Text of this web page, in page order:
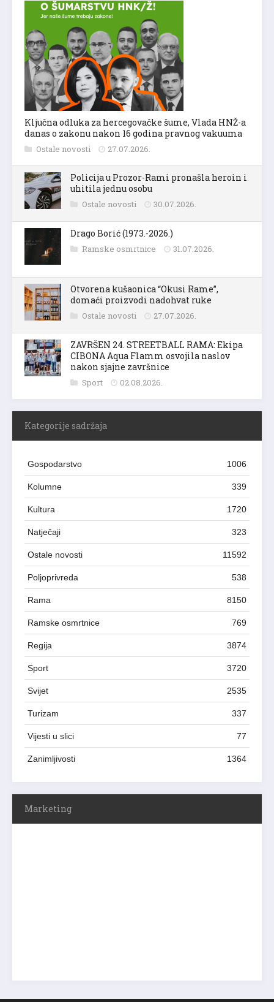
Ključna odluka za hercegovačke šume, Vlada HNŽ-a
danas o zakonu nakon 16 godina pravnog vakuuma
Ostale novosti 27.07.2026.
Policija u Prozor-Rami pronašla heroin i
uhitila jednu osobu
Ostale novosti 30.07.2026.
Drago Borić (1973.-2026.)
Ramske osmrtnice 31.07.2026.
Otvorena kušaonica “Okusi Rame”,
domaći proizvodi nadohvat ruke
Ostale novosti 27.07.2026.
ZAVRŠEN 24. STREETBALL RAMA: Ekipa
CIBONA Aqua Flamm osvojila naslov
nakon sjajne završnice
Sport 02.08.2026.
Kategorije sadržaja
Gospodarstvo 1006
Kolumne 339
Kultura 1720
Natječaji 323
Ostale novosti 11592
Poljoprivreda 538
Rama 8150
Ramske osmrtnice 769
Regija 3874
Sport 3720
Svijet 2535
Turizam 337
Vijesti u slici 77
Zanimljivosti 1364
Marketing